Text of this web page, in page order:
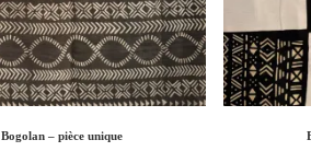
Bogolan – pièce unique